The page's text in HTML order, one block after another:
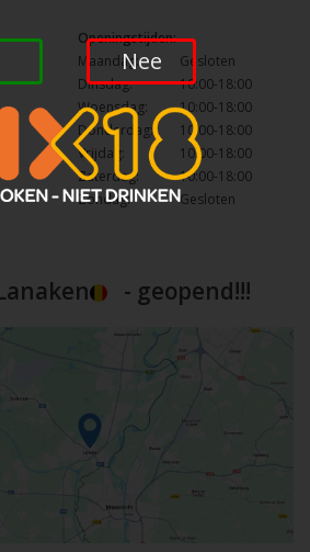
Openingstijden:
Maandag:
Gesloten
Dinsdag:
10:00-18:00
Woensdag:
10:00-18:00
Donderdag:
10:00-18:00
Vrijdag:
10:00-18:00
Zaterdag:
10:00-18:00
Zondag:
Gesloten
- geopend!!!
Nee